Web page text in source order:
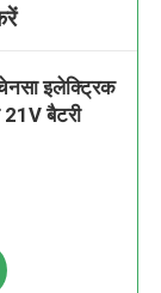
इलेक्ट्रिक
21V बैटरी